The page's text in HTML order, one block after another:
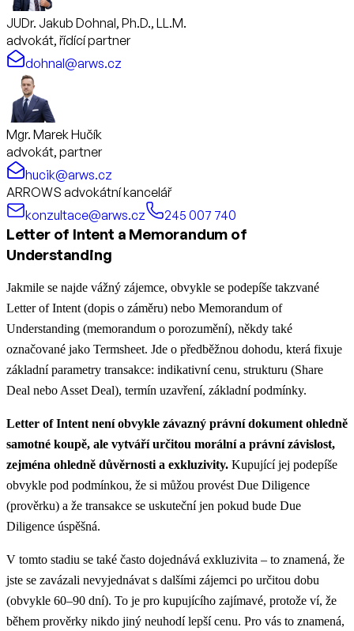
JUDr. Jakub Dohnal, Ph.D., LL.M.
advokát, řídící partner
dohnal@arws.cz
Mgr. Marek Hučík
advokát, partner
hucik@arws.cz
ARROWS advokátní kancelář
konzultace@arws.cz
245 007 740
Letter of Intent a Memorandum of
Understanding
Jakmile se najde vážný zájemce, obvykle se podepíše takzvané
Letter of Intent (dopis o záměru) nebo Memorandum of
Understanding (memorandum o porozumění), někdy také
označované jako Termsheet. Jde o předběžnou dohodu, která fixuje
základní parametry transakce: indikativní cenu, strukturu (Share
Deal nebo Asset Deal), termín uzavření, základní podmínky.
Letter of Intent není obvykle závazný právní dokument ohledně
samotné koupě, ale vytváří určitou morální a právní závislost,
zejména ohledně důvěrnosti a exkluzivity. Kupující jej podepíše
obvykle pod podmínkou, že si můžou provést Due Diligence
(prověrku) a že transakce se uskuteční jen pokud bude Due
Diligence úspěšná.
V tomto stadiu se také často dojednává exkluzivita – to znamená, že
jste se zavázali nevyjednávat s dalšími zájemci po určitou dobu
(obvykle 60–90 dní). To je pro kupujícího zajímavé, protože ví, že
během prověrky nikdo jiný neuhodí lepší cenu. Pro vás to znamená,